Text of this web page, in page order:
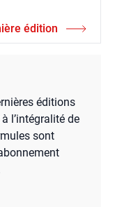
édition
éditions
l’intégralité de
sont